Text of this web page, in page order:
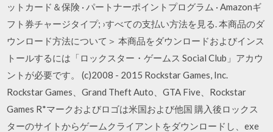
ットカード＆保険 · パートナーポイントプログラム · Amazonギ
フト券チャージタイプ; ›すべての支払い方法を見る. 本商品のダ
ウンロード方法について＞ 本商品をダウンロードおよびインス
トールするには「ロックスター・ゲームス Social Club」アカウ
ントが必要です。 (c)2008 - 2015 Rockstar Games, Inc.
Rockstar Games、Grand Theft Auto、GTA Five、Rockstar
Games R*マークおよびロゴは米国および他国 購入後ロックス
ターのサイトからゲームクライアントをダウンロードし、exe